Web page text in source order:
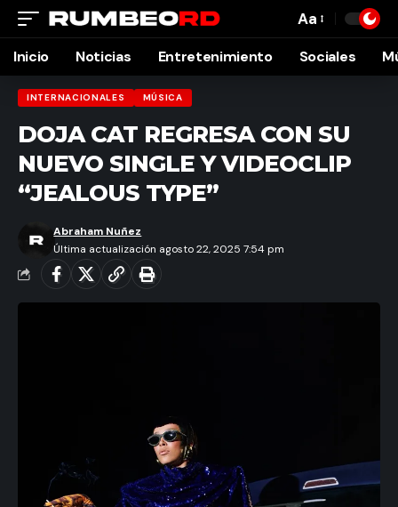
Font
Resizer
Aa
Inicio Noticias Entretenimiento Sociales
INTERNACIONALES MÚSICA
DOJA CAT REGRESA CON SU
NUEVO SINGLE Y VIDEOCLIP
“JEALOUS TYPE”
Última actualización agosto 22, 2025 7:54 pm
Abraham Nuñez